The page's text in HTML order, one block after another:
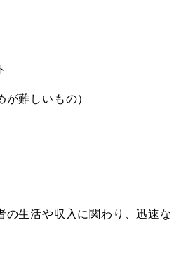
難しいもの）
の生活や収入に関わり、迅速な